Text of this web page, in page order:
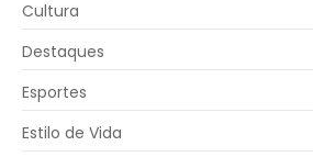
Cultura
Destaques
Esportes
Estilo de Vida